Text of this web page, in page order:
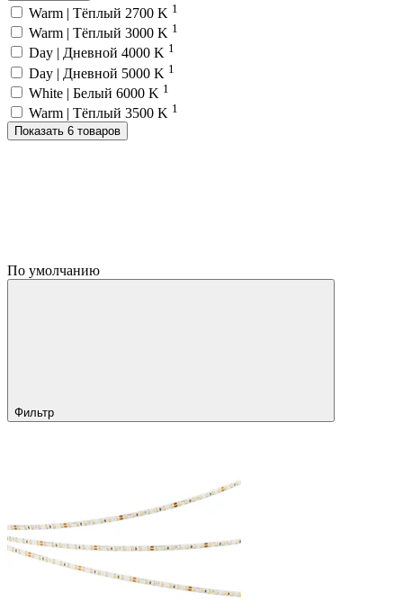
Warm | Тёплый 2700 K 1
Warm | Тёплый 3000 K 1
Day | Дневной 4000 K 1
Day | Дневной 5000 K 1
White | Белый 6000 K 1
Warm | Тёплый 3500 K 1
Показать 6 товаров
По умолчанию
Фильтр